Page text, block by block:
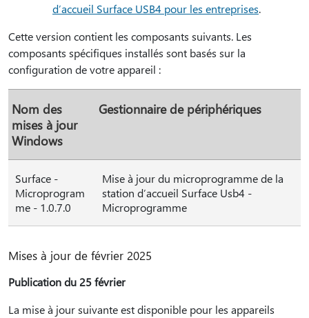
d’accueil Surface USB4 pour les entreprises.
Cette version contient les composants suivants. Les
composants spécifiques installés sont basés sur la
configuration de votre appareil :
Nom des
mises à jour
Windows
Gestionnaire de périphériques
Surface -
Microprogram
me - 1.0.7.0
Mise à jour du microprogramme de la
station d’accueil Surface Usb4 -
Microprogramme
Mises à jour de février 2025
Publication du 25 février
La mise à jour suivante est disponible pour les appareils